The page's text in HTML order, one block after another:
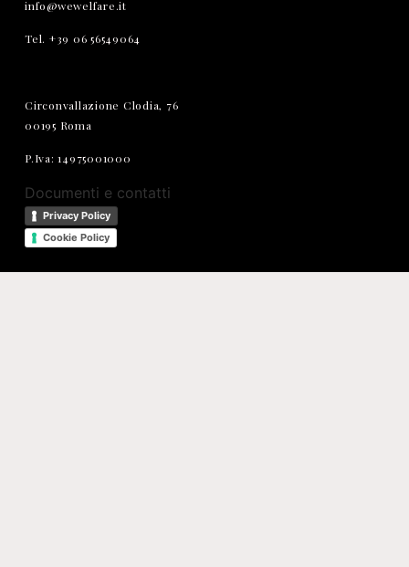
info@wewelfare.it
Tel. +39 06 56549064
Circonvallazione Clodia, 76
00195 Roma
P.Iva: 14975001000
Documenti e contatti
Privacy Policy
Cookie Policy